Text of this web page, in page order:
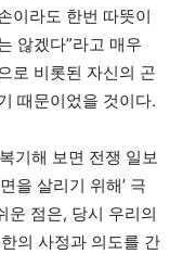
이라도 한번 따뜻이
않겠다”라고 매우
로 비롯된 자신의 곤
때문이었을 것이다.
기해 보면 전쟁 일보
을 살리기 위해’ 극
운 점은, 당시 우리의
의 사정과 의도를 간